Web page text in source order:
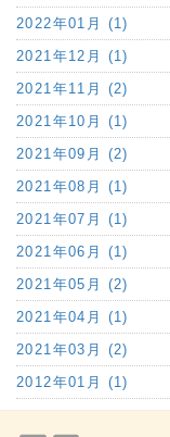
2022年01月 (1)
2021年12月 (1)
2021年11月 (2)
2021年10月 (1)
2021年09月 (2)
2021年08月 (1)
2021年07月 (1)
2021年06月 (1)
2021年05月 (2)
2021年04月 (1)
2021年03月 (2)
2012年01月 (1)